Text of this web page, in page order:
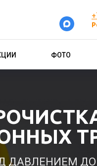
ФОТО
ДАВЛЕНИЕМ ДО